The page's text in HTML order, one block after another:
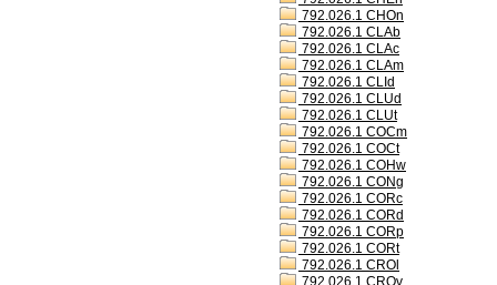
792.026.1 CHOn
792.026.1 CLAb
792.026.1 CLAc
792.026.1 CLAm
792.026.1 CLId
792.026.1 CLUd
792.026.1 CLUt
792.026.1 COCm
792.026.1 COCt
792.026.1 COHw
792.026.1 CONg
792.026.1 CORc
792.026.1 CORd
792.026.1 CORp
792.026.1 CORt
792.026.1 CROl
792.026.1 CROv